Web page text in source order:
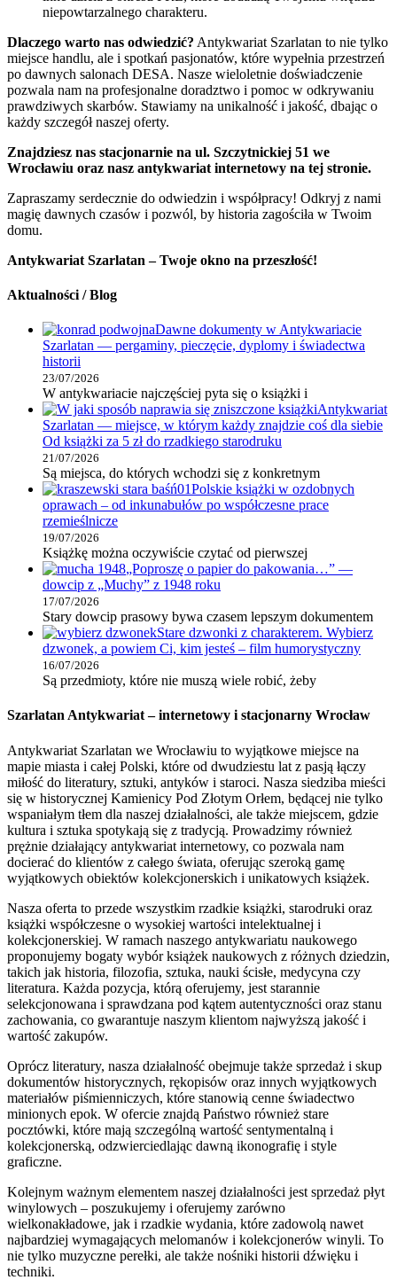
niepowtarzalnego charakteru.
Dlaczego warto nas odwiedzić? Antykwariat Szarlatan to nie tylko
miejsce handlu, ale i spotkań pasjonatów, które wypełnia przestrzeń
po dawnych salonach DESA. Nasze wieloletnie doświadczenie
pozwala nam na profesjonalne doradztwo i pomoc w odkrywaniu
prawdziwych skarbów. Stawiamy na unikalność i jakość, dbając o
każdy szczegół naszej oferty.
Znajdziesz nas stacjonarnie na ul. Szczytnickiej 51 we
Wrocławiu oraz nasz antykwariat internetowy na tej stronie.
Zapraszamy serdecznie do odwiedzin i współpracy! Odkryj z nami
magię dawnych czasów i pozwól, by historia zagościła w Twoim
domu.
Antykwariat Szarlatan – Twoje okno na przeszłość!
Aktualności / Blog
Dawne dokumenty w Antykwariacie
Szarlatan — pergaminy, pieczęcie, dyplomy i świadectwa
historii
23/07/2026
W antykwariacie najczęściej pyta się o książki i
Antykwariat
Szarlatan — miejsce, w którym każdy znajdzie coś dla siebie
Od książki za 5 zł do rzadkiego starodruku
21/07/2026
Są miejsca, do których wchodzi się z konkretnym
Polskie książki w ozdobnych
oprawach – od inkunabułów po współczesne prace
rzemieślnicze
19/07/2026
Książkę można oczywiście czytać od pierwszej
„Poproszę o papier do pakowania…” —
dowcip z „Muchy” z 1948 roku
17/07/2026
Stary dowcip prasowy bywa czasem lepszym dokumentem
Stare dzwonki z charakterem. Wybierz
dzwonek, a powiem Ci, kim jesteś – film humorystyczny
16/07/2026
Są przedmioty, które nie muszą wiele robić, żeby
Szarlatan Antykwariat – internetowy i stacjonarny Wrocław
Antykwariat Szarlatan we Wrocławiu to wyjątkowe miejsce na
mapie miasta i całej Polski, które od dwudziestu lat z pasją łączy
miłość do literatury, sztuki, antyków i staroci. Nasza siedziba mieści
się w historycznej Kamienicy Pod Złotym Orłem, będącej nie tylko
wspaniałym tłem dla naszej działalności, ale także miejscem, gdzie
kultura i sztuka spotykają się z tradycją. Prowadzimy również
prężnie działający antykwariat internetowy, co pozwala nam
docierać do klientów z całego świata, oferując szeroką gamę
wyjątkowych obiektów kolekcjonerskich i unikatowych książek.
Nasza oferta to przede wszystkim rzadkie książki, starodruki oraz
książki współczesne o wysokiej wartości intelektualnej i
kolekcjonerskiej. W ramach naszego antykwariatu naukowego
proponujemy bogaty wybór książek naukowych z różnych dziedzin,
takich jak historia, filozofia, sztuka, nauki ścisłe, medycyna czy
literatura. Każda pozycja, którą oferujemy, jest starannie
selekcjonowana i sprawdzana pod kątem autentyczności oraz stanu
zachowania, co gwarantuje naszym klientom najwyższą jakość i
wartość zakupów.
Oprócz literatury, nasza działalność obejmuje także sprzedaż i skup
dokumentów historycznych, rękopisów oraz innych wyjątkowych
materiałów piśmienniczych, które stanowią cenne świadectwo
minionych epok. W ofercie znajdą Państwo również stare
pocztówki, które mają szczególną wartość sentymentalną i
kolekcjonerską, odzwierciedlając dawną ikonografię i style
graficzne.
Kolejnym ważnym elementem naszej działalności jest sprzedaż płyt
winylowych – poszukujemy i oferujemy zarówno
wielkonakładowe, jak i rzadkie wydania, które zadowolą nawet
najbardziej wymagających melomanów i kolekcjonerów winyli. To
nie tylko muzyczne perełki, ale także nośniki historii dźwięku i
techniki.